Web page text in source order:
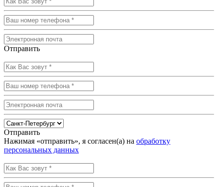
Отправить
Отправить
Нажимая «отправить», я согласен(а) на обработку
персональных данных